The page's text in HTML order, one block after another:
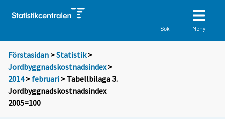
Sök Meny
Förstasidan >Statistik >
Jordbyggnadskostnadsindex>
2014> februari > Tabellbilaga 3.
Jordbyggnadskostnadsindex
2005=100